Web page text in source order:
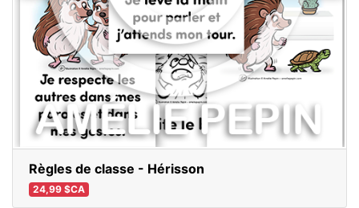
Règles de classe - Hérisson
24,99 $CA